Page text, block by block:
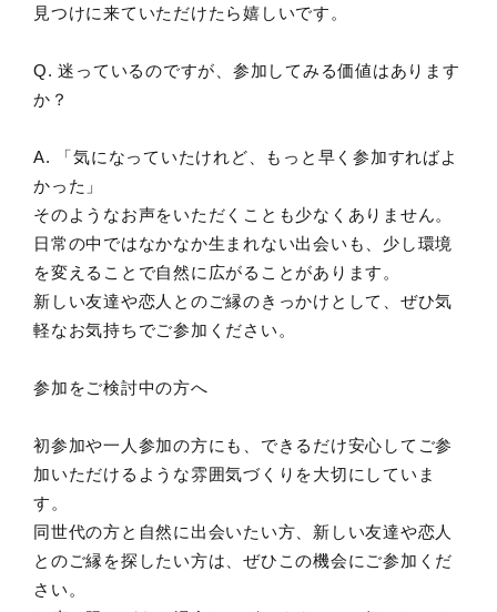
見つけに来ていただけたら嬉しいです。
Q. 迷っているのですが、参加してみる価値はあります
か？
A. 「気になっていたけれど、もっと早く参加すればよ
かった」
そのようなお声をいただくことも少なくありません。
日常の中ではなかなか生まれない出会いも、少し環境
を変えることで自然に広がることがあります。
新しい友達や恋人とのご縁のきっかけとして、ぜひ気
軽なお気持ちでご参加ください。
参加をご検討中の方へ
初参加や一人参加の方にも、できるだけ安心してご参
加いただけるような雰囲気づくりを大切にしていま
す。
同世代の方と自然に出会いたい方、新しい友達や恋人
とのご縁を探したい方は、ぜひこの機会にご参加くだ
さい。